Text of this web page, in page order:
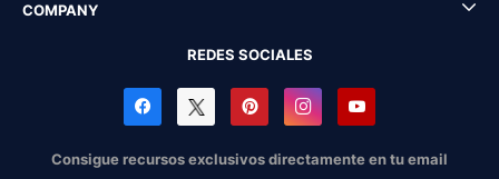
COMPANY
REDES SOCIALES
Consigue recursos exclusivos directamente en tu email